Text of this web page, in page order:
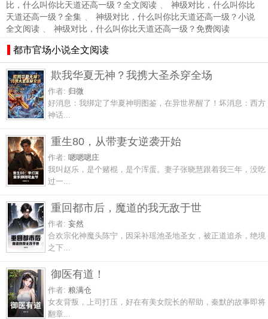
比，什么叫你比天道还高一级？全文阅读 、
神级对比，什么叫你比
天道还高一级？全集 、
神级对比，什么叫你比天道还高一级？小说
全文阅读 、 神级对比，什么叫你比天道还高一级？免费阅读
都市官场小说全文阅读
欺我华夏无神？我携大圣杀穿全场
作者: 归微
好消息：我绑定了华夏神明图鉴，在异世界醒了！坏消息：西方
神话...
重生80，从带妻女逆袭开始
作者: 嗯嗯嗯庄
我叫赵乐，是个赌棍，是个浑蛋。妻子张晓慧跟着我三年，没吃
过一...
重回都市后，魔道的我无敌于世
作者: 妄然
合欢宗化神魔头陈宁，因采补瑶池圣地圣女，被正道追杀，绝境
之下...
御医有道！
作者: 粮满仓
女友背叛，上司打压，好在有美女院长的帮助，秦默的故事即将
翻章...